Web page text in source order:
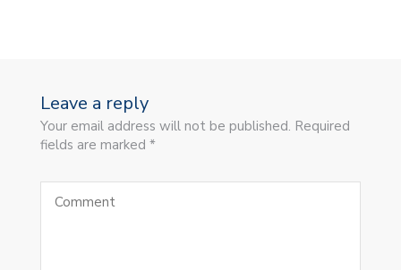
Leave a reply
Your email address will not be published. Required
fields are marked *